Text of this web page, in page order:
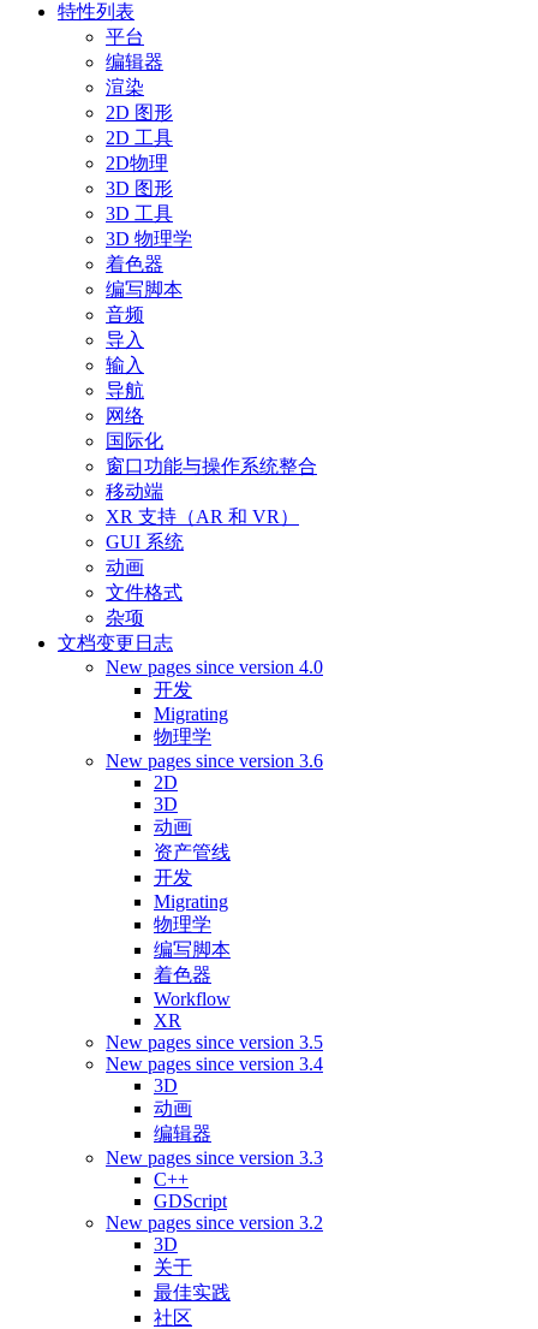
特性列表
平台
编辑器
渲染
2D 图形
2D 工具
2D物理
3D 图形
3D 工具
3D 物理学
着色器
编写脚本
音频
导入
输入
导航
网络
国际化
窗口功能与操作系统整合
移动端
XR 支持（AR 和 VR）
GUI 系统
动画
文件格式
杂项
文档变更日志
New pages since version 4.0
开发
Migrating
物理学
New pages since version 3.6
2D
3D
动画
资产管线
开发
Migrating
物理学
编写脚本
着色器
Workflow
XR
New pages since version 3.5
New pages since version 3.4
3D
动画
编辑器
New pages since version 3.3
C++
GDScript
New pages since version 3.2
3D
关于
最佳实践
社区